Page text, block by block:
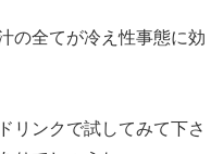
の全てが冷え性事態に効
リンクで試してみて下さ